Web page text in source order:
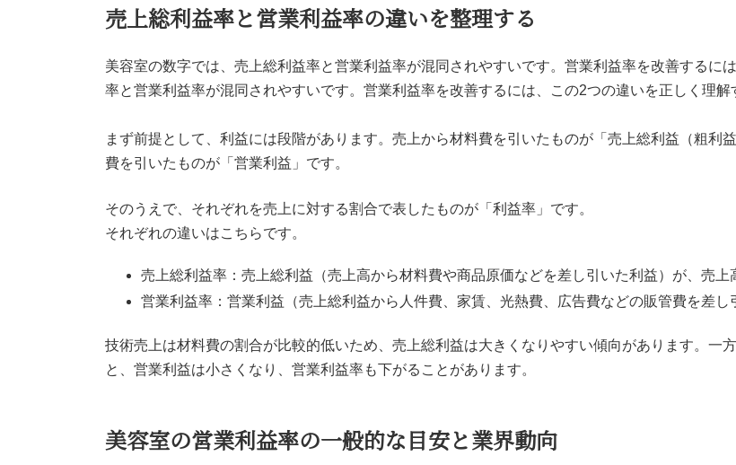
売上総利益率と営業利益率の違いを整理する
美容室の数字では、売上総利益率と営業利益率が混同されやすいです。営業利益率を改善するに
率と営業利益率が混同されやすいです。営業利益率を改善するには、この2つの違いを正しく理解
まず前提として、利益には段階があります。売上から材料費を引いたものが「売上総利益（粗利
費を引いたものが「営業利益」です。
そのうえで、それぞれを売上に対する割合で表したものが「利益率」です。
それぞれの違いはこちらです。
売上総利益率：売上総利益（売上高から材料費や商品原価などを差し引いた利益）が、売上
営業利益率：営業利益（売上総利益から人件費、家賃、光熱費、広告費などの販管費を差
技術売上は材料費の割合が比較的低いため、売上総利益は大きくなりやすい傾向があります。一
と、営業利益は小さくなり、営業利益率も下がることがあります。
美容室の営業利益率の一般的な目安と業界動向